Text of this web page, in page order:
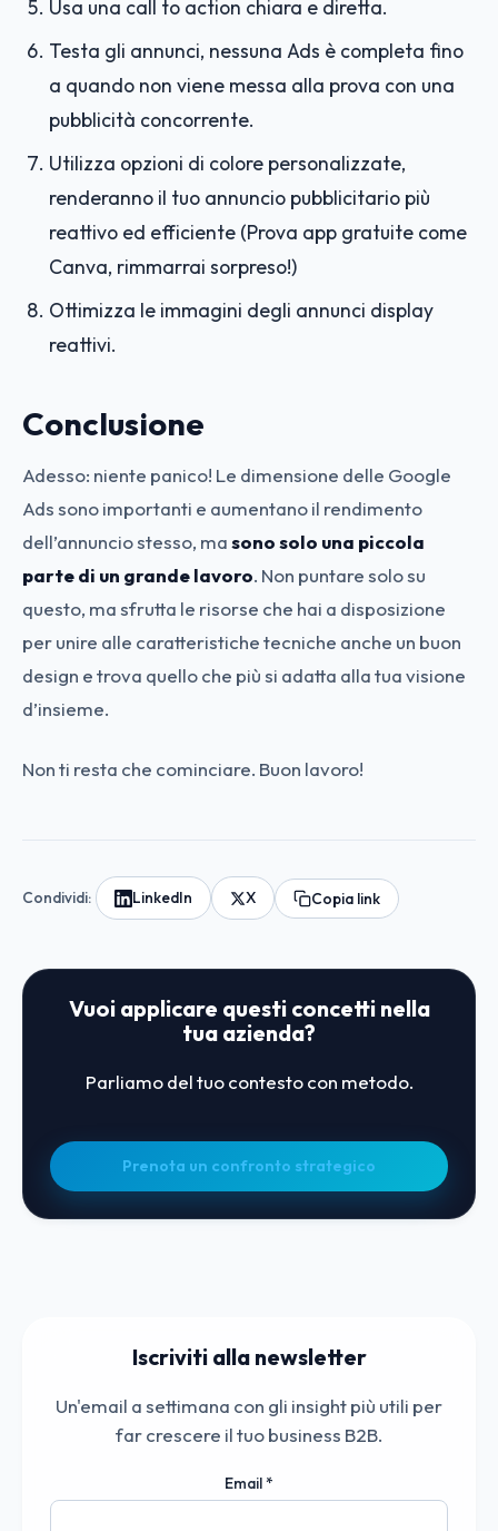
Usa una call to action chiara e diretta.
Testa gli annunci, nessuna Ads è completa fino
a quando non viene messa alla prova con una
pubblicità concorrente.
Utilizza opzioni di colore personalizzate,
renderanno il tuo annuncio pubblicitario più
reattivo ed efficiente (Prova app gratuite come
Canva, rimmarrai sorpreso!)
Ottimizza le immagini degli annunci display
reattivi.
Conclusione
Adesso: niente panico! Le dimensione delle Google
Ads sono importanti e aumentano il rendimento
dell’annuncio stesso, masono solo una piccola
parte di un grande lavoro. Non puntare solo su
questo, ma sfrutta le risorse che hai a disposizione
per unire alle caratteristiche tecniche anche un buon
design e trova quello che più si adatta alla tua visione
d’insieme.
Non ti resta che cominciare. Buon lavoro!
Condividi: LinkedIn X Copia link
Vuoi applicare questi concetti nella
tua azienda?
Parliamo del tuo contesto con metodo.
Prenota un confronto strategico
Iscriviti alla newsletter
Un'email a settimana con gli insight più utili per
far crescere il tuo business B2B.
Email*